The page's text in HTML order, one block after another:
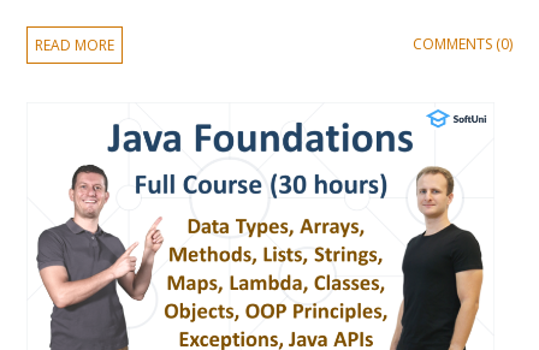
READ MORE COMMENTS (0)